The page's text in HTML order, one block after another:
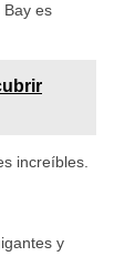
Bay es
increíbles.
y